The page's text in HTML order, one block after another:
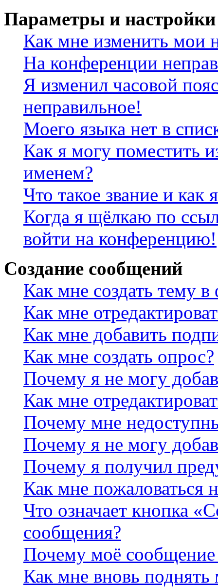
Параметры и настройки
Как мне изменить мои
На конференции
Я изменил часовой
неправильное!
Моего языка нет в
Как я могу поместить
именем?
Что такое звание и как
Когда я щёлкаю по
войти на конференцию!
Создание сообщений
Как мне создать тему
Как мне
Как мне добавить
Как мне создать опрос?
Почему я не могу
Как мне
Почему мне
Почему я не могу
Почему я получил
Как мне пожаловаться
Что означает кнопка
сообщения?
Почему моё сообщение
Как мне вновь